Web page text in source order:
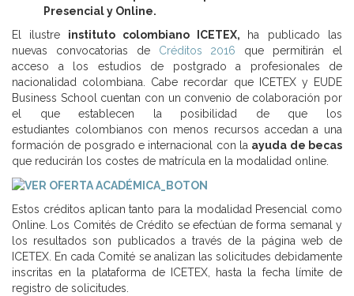
Presencial y Online.
El ilustre instituto colombiano ICETEX, ha publicado las
nuevas convocatorias de Créditos 2016 que permitirán el
acceso a los estudios de postgrado a profesionales de
nacionalidad colombiana. Cabe recordar que ICETEX y EUDE
Business School cuentan con un convenio de colaboración por
el que establecen la posibilidad de que los
estudiantes colombianos con menos recursos accedan a una
formación de posgrado e internacional con la ayuda de becas
que reducirán los costes de matrícula en la modalidad online.
Estos créditos aplican tanto para la modalidad Presencial como
Online. Los Comités de Crédito se efectúan de forma semanal y
los resultados son publicados a través de la página web de
ICETEX. En cada Comité se analizan las solicitudes debidamente
inscritas en la plataforma de ICETEX, hasta la fecha límite de
registro de solicitudes.